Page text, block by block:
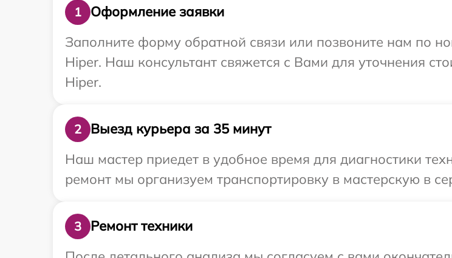
1
Оформление заявки
Заполните форму обратной связи или позвоните нам по
Hiper. Наш консультант свяжется с Вами для уточнения
Hiper.
2
Выезд курьера за 35 минут
Наш мастер приедет в удобное время для диагностики
ремонт мы организуем транспортировку в мастерскую в
3
Ремонт техники